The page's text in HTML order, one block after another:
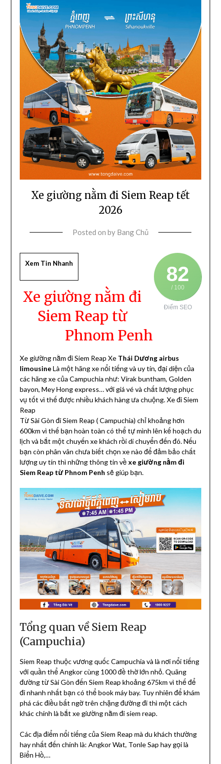
Xe giường nằm đi Siem Reap tết
2026
Posted on by Bang Chủ
82
/ 100
Điểm SEO
Xem Tin Nhanh
Xe giường nằm đi
Siem Reap từ
Phnom Penh
Xe giường nằm đi Siem Reap Xe Thái Dương airbus
limousineLà một hãng xe nổi tiếng và uy tín, đại diện của
các hãng xe của Campuchia như: Virak buntham, Golden
bayon, Mey Hong express… với giá vé và chất lượng phục
vụ tốt vì thế được nhiều khách hàng ưa chuộng. Xe đi Siem
Reap
Từ Sài Gòn đi Siem Reap ( Campuchia) chỉ khoảng hơn
600km vì thế bạn hoàn toàn có thể tự mình lên kế hoạch du
lịch và bắt một chuyến xe khách rồi di chuyển đến đó. Nếu
bạn còn phân vân chưa biết chọn xe nào để đảm bảo chất
lượng uy tín thì những thông tin vềxe giường nằm đi
Siem Reap từ Phnom Penh sẽ giúp bạn.
Tổng quan về Siem Reap
(Campuchia)
Siem Reap thuộc vương quốc Campuchia và là nơi nổi tiếng
với quần thể Angkor cùng 1000 đề thờ lớn nhỏ. Quãng
đường từ Sài Gòn đến Siem Reap khoảng 675km vì thế để
đi nhanh nhất bạn có thể book máy bay. Tuy nhiên để khám
phá các điều bất ngờ trên chặng đường đi thì một cách
khác chính là bắt xe giường nằm đi siem reap.
Các địa điểm nổi tiếng của Siem Reap mà du khách thường
hay nhất đến chính là: Angkor Wat, Tonle Sap hay gọi là
Biển Hồ,…